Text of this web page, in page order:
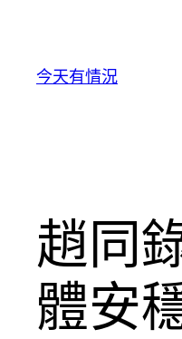
今天有情況
趙同
體安